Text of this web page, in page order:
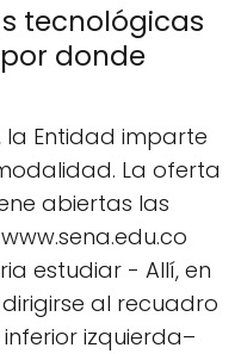
tecnológicas
por donde
la Entidad imparte
La oferta
abiertas las
estudiar - Allí, en
al recuadro
izquierda–